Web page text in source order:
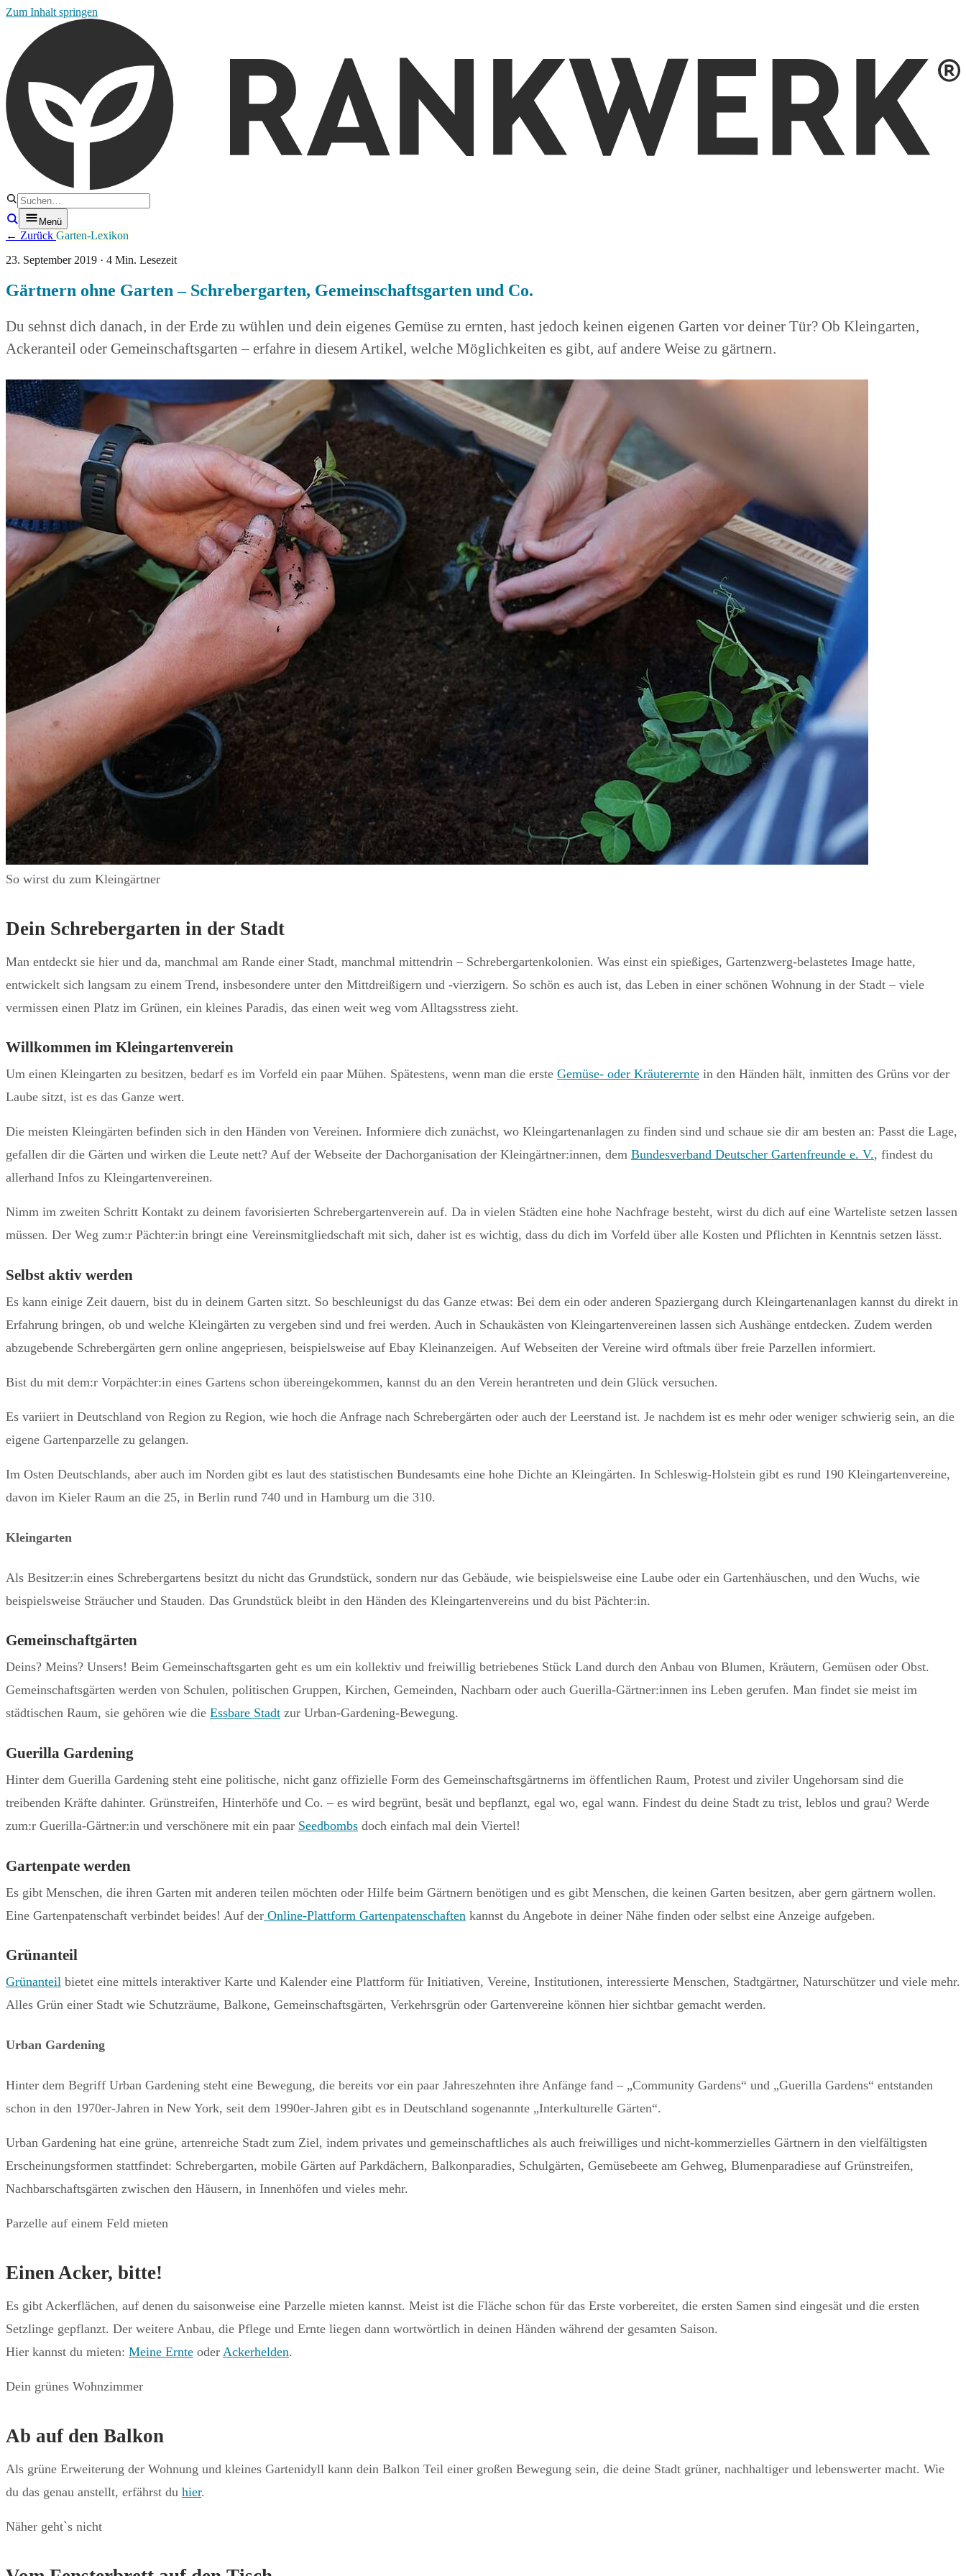
Zum Inhalt springen
Menü
← Zurück Garten-Lexikon
23. September 2019 · 4 Min. Lesezeit
Gärtnern ohne Garten – Schrebergarten, Gemeinschaftsgarten und Co.
Du sehnst dich danach, in der Erde zu wühlen und dein eigenes Gemüse zu ernten, hast jedoch keinen eigenen Garten vor deiner Tür? Ob Kleingarten,
Ackeranteil oder Gemeinschaftsgarten – erfahre in diesem Artikel, welche Möglichkeiten es gibt, auf andere Weise zu gärtnern.
So wirst du zum Kleingärtner
Dein Schrebergarten in der Stadt
Man entdeckt sie hier und da, manchmal am Rande einer Stadt, manchmal mittendrin – Schrebergartenkolonien. Was einst ein spießiges, Gartenzwerg-belastetes Image hatte,
entwickelt sich langsam zu einem Trend, insbesondere unter den Mittdreißigern und -vierzigern. So schön es auch ist, das Leben in einer schönen Wohnung in der Stadt – viele
vermissen einen Platz im Grünen, ein kleines Paradis, das einen weit weg vom Alltagsstress zieht.
Willkommen im Kleingartenverein
Um einen Kleingarten zu besitzen, bedarf es im Vorfeld ein paar Mühen. Spätestens, wenn man die erste Gemüse- oder Kräuterernte in den Händen hält, inmitten des Grüns vor der
Laube sitzt, ist es das Ganze wert.
Die meisten Kleingärten befinden sich in den Händen von Vereinen. Informiere dich zunächst, wo Kleingartenanlagen zu finden sind und schaue sie dir am besten an: Passt die Lage,
gefallen dir die Gärten und wirken die Leute nett? Auf der Webseite der Dachorganisation der Kleingärtner:innen, dem Bundesverband Deutscher Gartenfreunde e. V., findest du
allerhand Infos zu Kleingartenvereinen.
Nimm im zweiten Schritt Kontakt zu deinem favorisierten Schrebergartenverein auf. Da in vielen Städten eine hohe Nachfrage besteht, wirst du dich auf eine Warteliste setzen lassen
müssen. Der Weg zum:r Pächter:in bringt eine Vereinsmitgliedschaft mit sich, daher ist es wichtig, dass du dich im Vorfeld über alle Kosten und Pflichten in Kenntnis setzen lässt.
Selbst aktiv werden
Es kann einige Zeit dauern, bist du in deinem Garten sitzt. So beschleunigst du das Ganze etwas: Bei dem ein oder anderen Spaziergang durch Kleingartenanlagen kannst du direkt in
Erfahrung bringen, ob und welche Kleingärten zu vergeben sind und frei werden. Auch in Schaukästen von Kleingartenvereinen lassen sich Aushänge entdecken. Zudem werden
abzugebende Schrebergärten gern online angepriesen, beispielsweise auf Ebay Kleinanzeigen. Auf Webseiten der Vereine wird oftmals über freie Parzellen informiert.
Bist du mit dem:r Vorpächter:in eines Gartens schon übereingekommen, kannst du an den Verein herantreten und dein Glück versuchen.
Es variiert in Deutschland von Region zu Region, wie hoch die Anfrage nach Schrebergärten oder auch der Leerstand ist. Je nachdem ist es mehr oder weniger schwierig sein, an die
eigene Gartenparzelle zu gelangen.
Im Osten Deutschlands, aber auch im Norden gibt es laut des statistischen Bundesamts eine hohe Dichte an Kleingärten. In Schleswig-Holstein gibt es rund 190 Kleingartenvereine,
davon im Kieler Raum an die 25, in Berlin rund 740 und in Hamburg um die 310.
Kleingarten
Als Besitzer:in eines Schrebergartens besitzt du nicht das Grundstück, sondern nur das Gebäude, wie beispielsweise eine Laube oder ein Gartenhäuschen, und den Wuchs, wie
beispielsweise Sträucher und Stauden. Das Grundstück bleibt in den Händen des Kleingartenvereins und du bist Pächter:in.
Gemeinschaftgärten
Deins? Meins? Unsers! Beim Gemeinschaftsgarten geht es um ein kollektiv und freiwillig betriebenes Stück Land durch den Anbau von Blumen, Kräutern, Gemüsen oder Obst.
Gemeinschaftsgärten werden von Schulen, politischen Gruppen, Kirchen, Gemeinden, Nachbarn oder auch Guerilla-Gärtner:innen ins Leben gerufen. Man findet sie meist im
städtischen Raum, sie gehören wie die Essbare Stadt zur Urban-Gardening-Bewegung.
Guerilla Gardening
Hinter dem Guerilla Gardening steht eine politische, nicht ganz offizielle Form des Gemeinschaftsgärtnerns im öffentlichen Raum, Protest und ziviler Ungehorsam sind die
treibenden Kräfte dahinter. Grünstreifen, Hinterhöfe und Co. – es wird begrünt, besät und bepflanzt, egal wo, egal wann. Findest du deine Stadt zu trist, leblos und grau? Werde
zum:r Guerilla-Gärtner:in und verschönere mit ein paar Seedbombs doch einfach mal dein Viertel!
Gartenpate werden
Es gibt Menschen, die ihren Garten mit anderen teilen möchten oder Hilfe beim Gärtnern benötigen und es gibt Menschen, die keinen Garten besitzen, aber gern gärtnern wollen.
Eine Gartenpatenschaft verbindet beides! Auf der Online-Plattform Gartenpatenschaften kannst du Angebote in deiner Nähe finden oder selbst eine Anzeige aufgeben.
Grünanteil
Grünanteil bietet eine mittels interaktiver Karte und Kalender eine Plattform für Initiativen, Vereine, Institutionen, interessierte Menschen, Stadtgärtner, Naturschützer und viele mehr.
Alles Grün einer Stadt wie Schutzräume, Balkone, Gemeinschaftsgärten, Verkehrsgrün oder Gartenvereine können hier sichtbar gemacht werden.
Urban Gardening
Hinter dem Begriff Urban Gardening steht eine Bewegung, die bereits vor ein paar Jahreszehnten ihre Anfänge fand – „Community Gardens“ und „Guerilla Gardens“ entstanden
schon in den 1970er-Jahren in New York, seit dem 1990er-Jahren gibt es in Deutschland sogenannte „Interkulturelle Gärten“.
Urban Gardening hat eine grüne, artenreiche Stadt zum Ziel, indem privates und gemeinschaftliches als auch freiwilliges und nicht-kommerzielles Gärtnern in den vielfältigsten
Erscheinungsformen stattfindet: Schrebergarten, mobile Gärten auf Parkdächern, Balkonparadies, Schulgärten, Gemüsebeete am Gehweg, Blumenparadiese auf Grünstreifen,
Nachbarschaftsgärten zwischen den Häusern, in Innenhöfen und vieles mehr.
Parzelle auf einem Feld mieten
Einen Acker, bitte!
Es gibt Ackerflächen, auf denen du saisonweise eine Parzelle mieten kannst. Meist ist die Fläche schon für das Erste vorbereitet, die ersten Samen sind eingesät und die ersten
Setzlinge gepflanzt. Der weitere Anbau, die Pflege und Ernte liegen dann wortwörtlich in deinen Händen während der gesamten Saison.
Hier kannst du mieten: Meine Ernte oder Ackerhelden.
Dein grünes Wohnzimmer
Ab auf den Balkon
Als grüne Erweiterung der Wohnung und kleines Gartenidyll kann dein Balkon Teil einer großen Bewegung sein, die deine Stadt grüner, nachhaltiger und lebenswerter macht. Wie
du das genau anstellt, erfährst du hier.
Näher geht`s nicht